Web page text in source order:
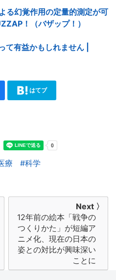
る幻覚作用の定量的測定が可
！（バザップ！）
て有益かもしれません |
はてブ
療 科学
Next 〉
12年前の絵本「戦争の
つくりかた」が短編ア
ニメ化、現在の日本の
姿との対比が興味深い
ことに